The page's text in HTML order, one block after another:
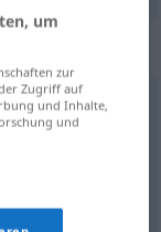
um
zur
Zugriff auf
und Inhalte,
und